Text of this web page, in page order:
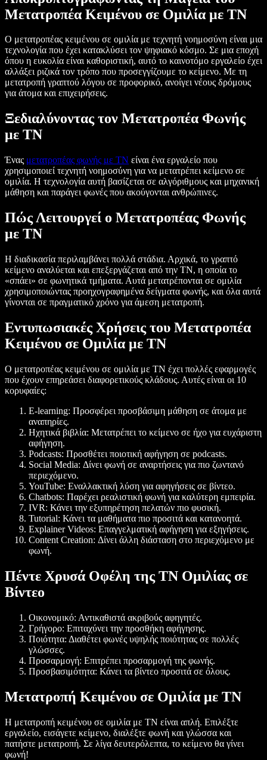
Μετατροπέα Κειμένου σε Ομιλία με ΤΝ
Ο μετατροπέας κειμένου σε ομιλία με τεχνητή νοημοσύνη είναι μια
τεχνολογία που έχει κατακλύσει τον ψηφιακό κόσμο. Σε μια εποχή
όπου η ευκολία είναι καθοριστική, αυτό το καινοτόμο εργαλείο έχει
αλλάξει ριζικά τον τρόπο που προσεγγίζουμε το κείμενο. Με τη
μετατροπή γραπτού λόγου σε προφορικό, ανοίγει νέους δρόμους
για άτομα και επιχειρήσεις.
Ξεδιαλύνοντας τον Μετατροπέα Φωνής
με ΤΝ
Ένας μετατροπέας φωνής με ΤΝ είναι ένα εργαλείο που
χρησιμοποιεί τεχνητή νοημοσύνη για να μετατρέπει κείμενο σε
ομιλία. Η τεχνολογία αυτή βασίζεται σε αλγόριθμους και μηχανική
μάθηση και παράγει φωνές που ακούγονται ανθρώπινες.
Πώς Λειτουργεί ο Μετατροπέας Φωνής
με ΤΝ
Η διαδικασία περιλαμβάνει πολλά στάδια. Αρχικά, το γραπτό
κείμενο αναλύεται και επεξεργάζεται από την ΤΝ, η οποία το
«σπάει» σε φωνητικά τμήματα. Αυτά μετατρέπονται σε ομιλία
χρησιμοποιώντας προηχογραφημένα δείγματα φωνής, και όλα αυτά
γίνονται σε πραγματικό χρόνο για άμεση μετατροπή.
Εντυπωσιακές Χρήσεις του Μετατροπέα
Κειμένου σε Ομιλία με ΤΝ
Ο μετατροπέας κειμένου σε ομιλία με ΤΝ έχει πολλές εφαρμογές
που έχουν επηρεάσει διαφορετικούς κλάδους. Αυτές είναι οι 10
κορυφαίες:
E-learning: Προσφέρει προσβάσιμη μάθηση σε άτομα με
αναπηρίες.
Ηχητικά βιβλία: Μετατρέπει το κείμενο σε ήχο για ευχάριστη
αφήγηση.
Podcasts: Προσθέτει ποιοτική αφήγηση σε podcasts.
Social Media: Δίνει φωνή σε αναρτήσεις για πιο ζωντανό
περιεχόμενο.
YouTube: Εναλλακτική λύση για αφηγήσεις σε βίντεο.
Chatbots: Παρέχει ρεαλιστική φωνή για καλύτερη εμπειρία.
IVR: Κάνει την εξυπηρέτηση πελατών πιο φυσική.
Tutorial: Κάνει τα μαθήματα πιο προσιτά και κατανοητά.
Explainer Videos: Επαγγελματική αφήγηση για εξηγήσεις.
Content Creation: Δίνει άλλη διάσταση στο περιεχόμενο με
φωνή.
Πέντε Χρυσά Οφέλη της ΤΝ Ομιλίας σε
Βίντεο
Οικονομικό: Αντικαθιστά ακριβούς αφηγητές.
Γρήγορο: Επιταχύνει την προσθήκη αφήγησης.
Ποιότητα: Διαθέτει φωνές υψηλής ποιότητας σε πολλές
γλώσσες.
Προσαρμογή: Επιτρέπει προσαρμογή της φωνής.
Προσβασιμότητα: Κάνει τα βίντεο προσιτά σε όλους.
Μετατροπή Κειμένου σε Ομιλία με ΤΝ
Η μετατροπή κειμένου σε ομιλία με ΤΝ είναι απλή. Επιλέξτε
εργαλείο, εισάγετε κείμενο, διαλέξτε φωνή και γλώσσα και
πατήστε μετατροπή. Σε λίγα δευτερόλεπτα, το κείμενο θα γίνει
φωνή!